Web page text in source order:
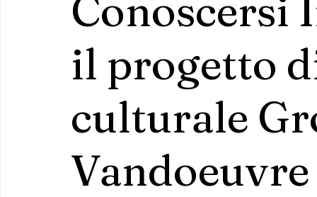
Monteporzio Catone Partner
Albano Laziale Velletri
Conoscersi
il progetto
culturale
Vandoeuvre